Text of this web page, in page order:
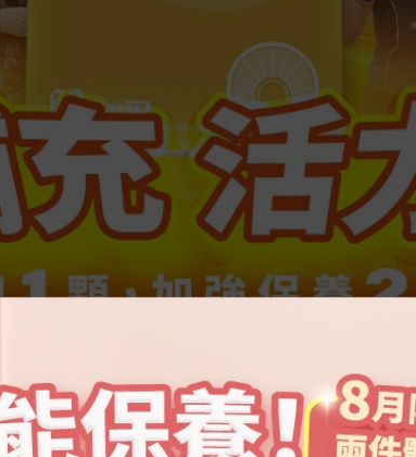
體力續航 | 活力能量胺基酸+鋅